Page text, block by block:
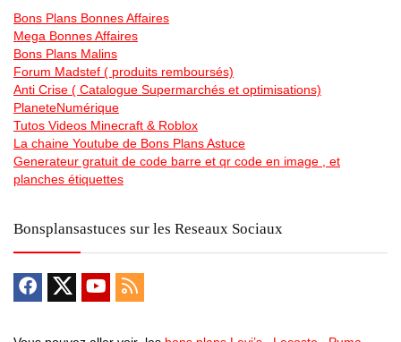
Bons Plans Bonnes Affaires
Mega Bonnes Affaires
Bons Plans Malins
Forum Madstef ( produits remboursés)
Anti Crise ( Catalogue Supermarchés et optimisations)
PlaneteNumérique
Tutos Videos Minecraft & Roblox
La chaine Youtube de Bons Plans Astuce
Generateur gratuit de code barre et qr code en image , et
planches étiquettes
Bonsplansastuces sur les Reseaux Sociaux